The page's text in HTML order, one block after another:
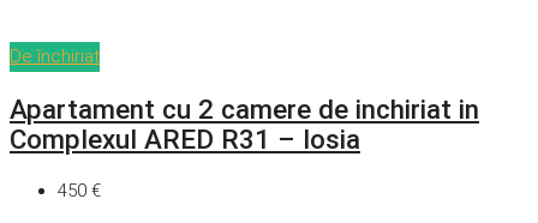
De închiriat
Apartament cu 2 camere de inchiriat in
Complexul ARED R31 – Iosia
450 €